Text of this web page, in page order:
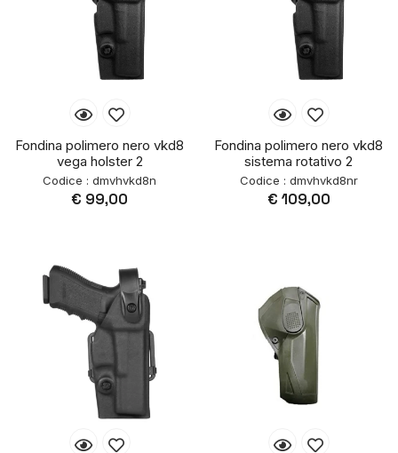
Fondina polimero nero vkd8
vega holster 2
Codice : dmvhvkd8n
€ 99,00
Fondina polimero nero vkd8
sistema rotativo 2
Codice : dmvhvkd8nr
€ 109,00